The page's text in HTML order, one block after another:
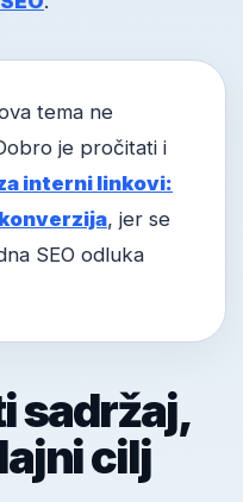
tema ne
je pročitati i
interni linkovi:
, jer se
SEO odluka
sadržaj,
cilj